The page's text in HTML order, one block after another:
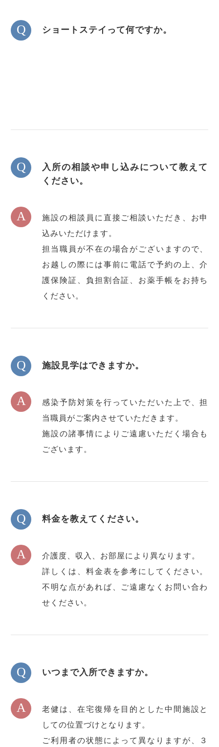
Q ショートステイって何ですか。
Q
入所の相談や申し込みについて教えて
ください。
A
施設の相談員に直接ご相談いただき、お申
込みいただけます。
担当職員が不在の場合がございますので、
お越しの際には事前に電話で予約の上、介
護保険証、負担割合証、お薬手帳をお持ち
ください。
Q 施設見学はできますか。
A
感染予防対策を行っていただいた上で、担
当職員がご案内させていただきます。
施設の諸事情によりご遠慮いただく場合も
ございます。
Q 料金を教えてください。
A
介護度、収入、お部屋により異なります。
詳しくは、料金表を参考にしてください。
不明な点があれば、ご遠慮なくお問い合わ
せください。
Q いつまで入所できますか。
A
老健は、在宅復帰を目的とした中間施設と
しての位置づけとなります。
ご利用者の状態によって異なりますが、３